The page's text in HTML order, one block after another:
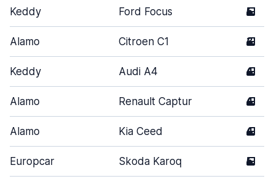
Keddy Ford Focus 5
Alamo Citroen C1 3
Keddy Audi A4 4
Alamo Renault Captur 4
Alamo Kia Ceed 4
Europcar Skoda Karoq 5